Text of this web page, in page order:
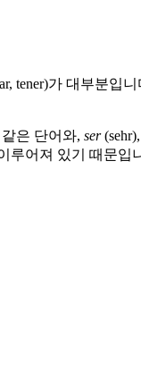
tener)가 대부분입
같은 단어와, ser(sehr),
루어져 있기 때문입